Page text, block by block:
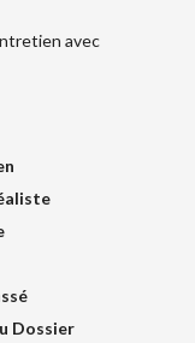
avec
Dossier